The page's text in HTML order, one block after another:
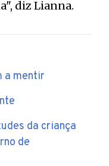
diz Lianna.
a mentir
da criança
de